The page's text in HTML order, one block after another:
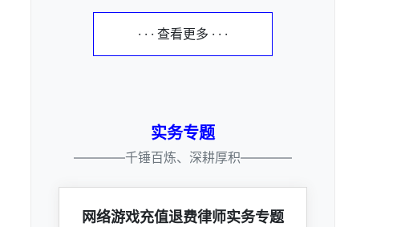
· · · 查看更多 · · ·
实务专题
————千锤百炼、深耕厚积————
网络游戏充值退费律师实务专题